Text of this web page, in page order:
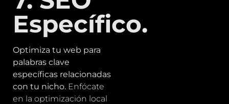
Específico.
Optimiza tu web para
palabras clave
específicas relacionadas
con tu nicho. Enfócate
en la optimización local